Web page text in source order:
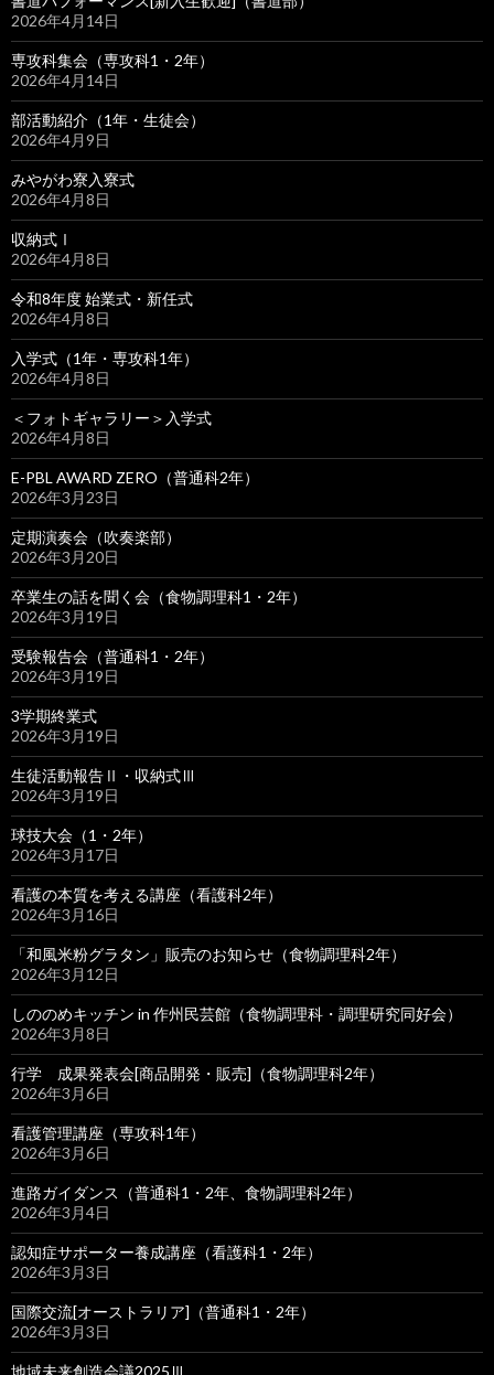
2026年4月14日
専攻科集会（専攻科1・2年）
2026年4月14日
部活動紹介（1年・生徒会）
2026年4月9日
みやがわ寮入寮式
2026年4月8日
収納式Ⅰ
2026年4月8日
令和8年度 始業式・新任式
2026年4月8日
入学式（1年・専攻科1年）
2026年4月8日
＜フォトギャラリー＞入学式
2026年4月8日
E-PBL AWARD ZERO（普通科2年）
2026年3月23日
定期演奏会（吹奏楽部）
2026年3月20日
卒業生の話を聞く会（食物調理科1・2年）
2026年3月19日
受験報告会（普通科1・2年）
2026年3月19日
3学期終業式
2026年3月19日
生徒活動報告Ⅱ・収納式Ⅲ
2026年3月19日
球技大会（1・2年）
2026年3月17日
看護の本質を考える講座（看護科2年）
2026年3月16日
「和風米粉グラタン」販売のお知らせ（食物調理科2年）
2026年3月12日
しののめキッチン in 作州民芸館（食物調理科・調理研究同好会）
2026年3月8日
行学 成果発表会[商品開発・販売]（食物調理科2年）
2026年3月6日
看護管理講座（専攻科1年）
2026年3月6日
進路ガイダンス（普通科1・2年、食物調理科2年）
2026年3月4日
認知症サポーター養成講座（看護科1・2年）
2026年3月3日
国際交流[オーストラリア]（普通科1・2年）
2026年3月3日
地域未来創造会議2025Ⅲ